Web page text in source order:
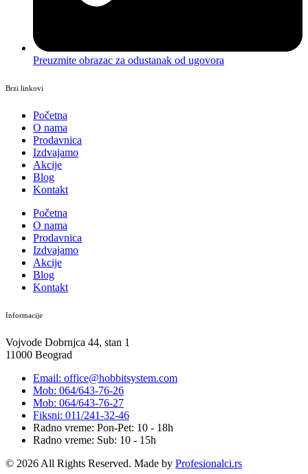
Preuzmite obrazac za odustanak od ugovora
Brzi linkovi
Početna
O nama
Prodavnica
Izdvajamo
Akcije
Blog
Kontakt
Početna
O nama
Prodavnica
Izdvajamo
Akcije
Blog
Kontakt
Informacije
Vojvode Dobrnjca 44, stan 1
11000 Beograd
Email: office@hobbitsystem.com
Mob: 064/643-76-26
Mob: 064/643-76-27
Fiksni: 011/241-32-46
Radno vreme: Pon-Pet: 10 - 18h
Radno vreme: Sub: 10 - 15h
© 2026 All Rights Reserved. Made by Profesionalci.rs